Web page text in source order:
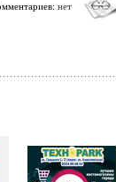
нет